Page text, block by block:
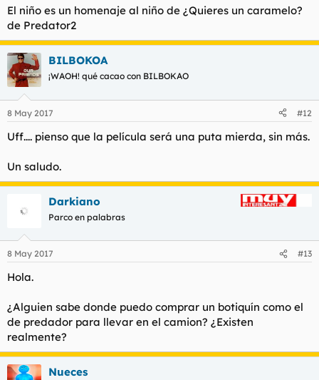
El niño es un homenaje al niño de ¿Quieres un caramelo?
de Predator2
BILBOKOA
¡WAOH! qué cacao con BILBOKAO
8 May 2017 #12
Uff.... pienso que la película será una puta mierda, sin más.
Un saludo.
Darkiano
Parco en palabras
8 May 2017 #13
Hola.
¿Alguien sabe donde puedo comprar un botiquín como el
de predador para llevar en el camion? ¿Existen
realmente?
Nueces